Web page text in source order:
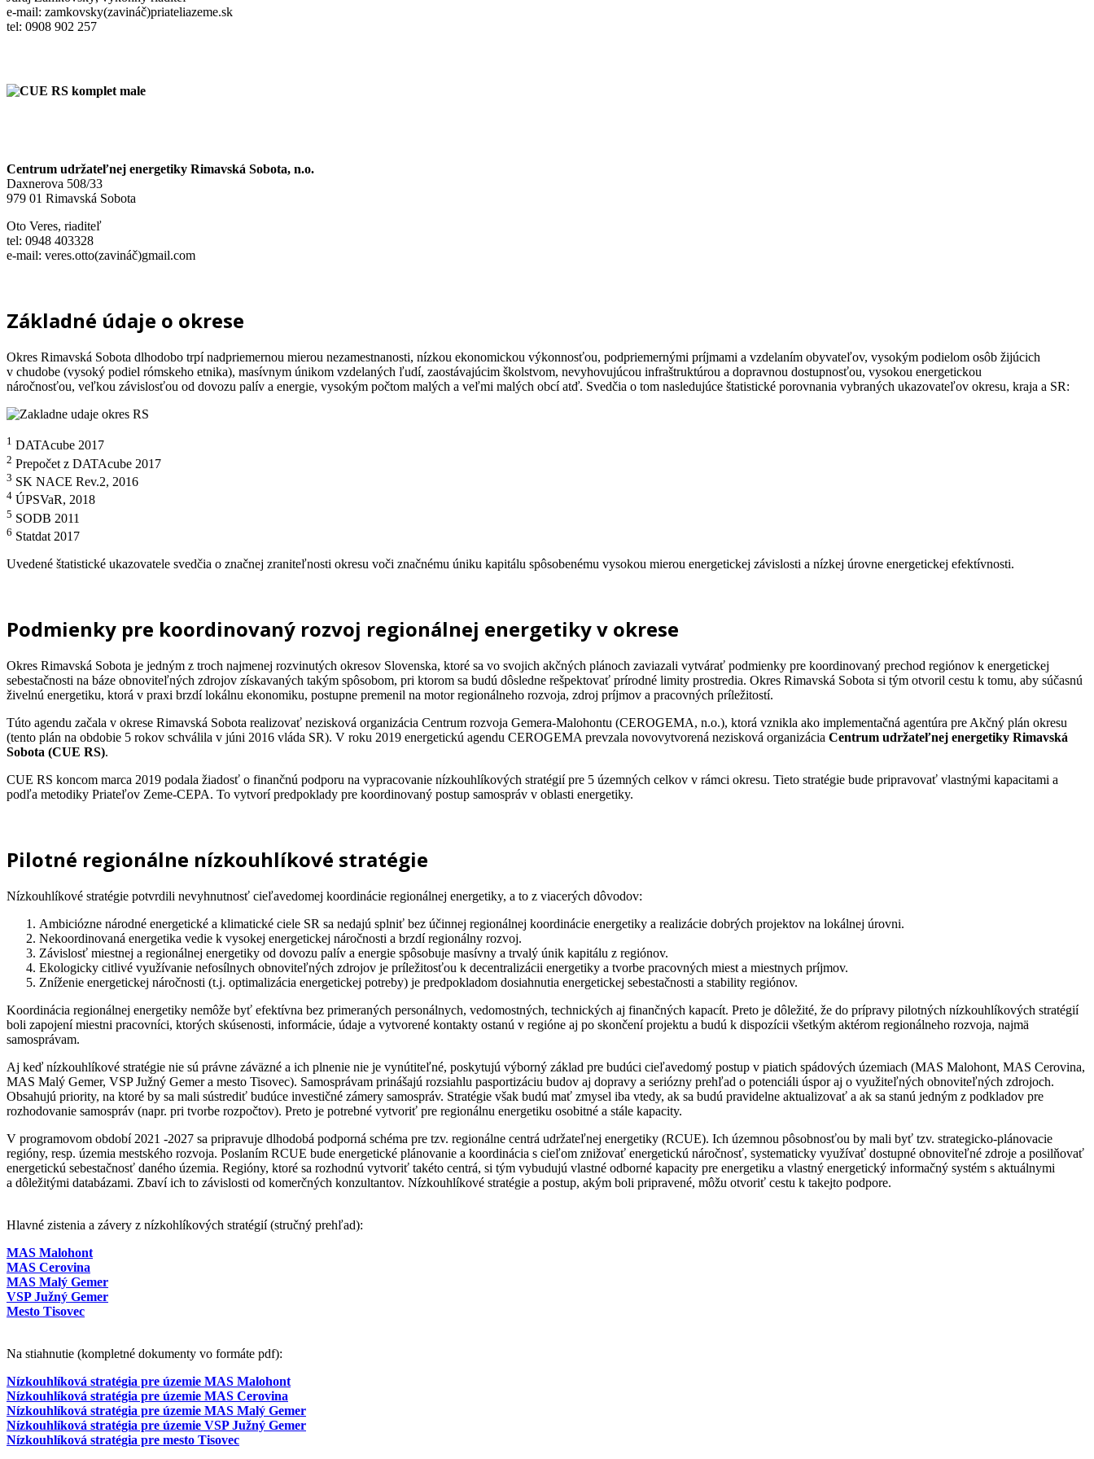
e-mail: zamkovsky(zavináč)priateliazeme.sk
tel: 0908 902 257
Centrum udržateľnej energetiky Rimavská Sobota, n.o.
Daxnerova 508/33
979 01 Rimavská Sobota
Oto Veres, riaditeľ
tel: 0948 403328
e-mail: veres.otto(zavináč)gmail.com
Základné údaje o okrese
Okres Rimavská Sobota dlhodobo trpí nadpriemernou mierou nezamestnanosti, nízkou ekonomickou výkonnosťou, podpriemernými príjmami a vzdelaním obyvateľov, vysokým podielom osôb žijúcich
v chudobe (vysoký podiel rómskeho etnika), masívnym únikom vzdelaných ľudí, zaostávajúcim školstvom, nevyhovujúcou infraštruktúrou a dopravnou dostupnosťou, vysokou energetickou
náročnosťou, veľkou závislosťou od dovozu palív a energie, vysokým počtom malých a veľmi malých obcí atď. Svedčia o tom nasledujúce štatistické porovnania vybraných ukazovateľov okresu, kraja a SR:
1 DATAcube 2017
2 Prepočet z DATAcube 2017
3 SK NACE Rev.2, 2016
4 ÚPSVaR, 2018
5 SODB 2011
6 Statdat 2017
Uvedené štatistické ukazovatele svedčia o značnej zraniteľnosti okresu voči značnému úniku kapitálu spôsobenému vysokou mierou energetickej závislosti a nízkej úrovne energetickej efektívnosti.
Podmienky pre koordinovaný rozvoj regionálnej energetiky v okrese
Okres Rimavská Sobota je jedným z troch najmenej rozvinutých okresov Slovenska, ktoré sa vo svojich akčných plánoch zaviazali vytvárať podmienky pre koordinovaný prechod regiónov k energetickej
sebestačnosti na báze obnoviteľných zdrojov získavaných takým spôsobom, pri ktorom sa budú dôsledne rešpektovať prírodné limity prostredia. Okres Rimavská Sobota si tým otvoril cestu k tomu, aby súčasnú
živelnú energetiku, ktorá v praxi brzdí lokálnu ekonomiku, postupne premenil na motor regionálneho rozvoja, zdroj príjmov a pracovných príležitostí.
Túto agendu začala v okrese Rimavská Sobota realizovať nezisková organizácia Centrum rozvoja Gemera-Malohontu (CEROGEMA, n.o.), ktorá vznikla ako implementačná agentúra pre Akčný plán okresu
(tento plán na obdobie 5 rokov schválila v júni 2016 vláda SR). V roku 2019 energetickú agendu CEROGEMA prevzala novovytvorená nezisková organizácia Centrum udržateľnej energetiky Rimavská
Sobota (CUE RS).
CUE RS koncom marca 2019 podala žiadosť o finančnú podporu na vypracovanie nízkouhlíkových stratégií pre 5 územných celkov v rámci okresu. Tieto stratégie bude pripravovať vlastnými kapacitami a
podľa metodiky Priateľov Zeme-CEPA. To vytvorí predpoklady pre koordinovaný postup samospráv v oblasti energetiky.
Pilotné regionálne nízkouhlíkové stratégie
Nízkouhlíkové stratégie potvrdili nevyhnutnosť cieľavedomej koordinácie regionálnej energetiky, a to z viacerých dôvodov:
Ambiciózne národné energetické a klimatické ciele SR sa nedajú splniť bez účinnej regionálnej koordinácie energetiky a realizácie dobrých projektov na lokálnej úrovni.
Nekoordinovaná energetika vedie k vysokej energetickej náročnosti a brzdí regionálny rozvoj.
Závislosť miestnej a regionálnej energetiky od dovozu palív a energie spôsobuje masívny a trvalý únik kapitálu z regiónov.
Ekologicky citlivé využívanie nefosílnych obnoviteľných zdrojov je príležitosťou k decentralizácii energetiky a tvorbe pracovných miest a miestnych príjmov.
Zníženie energetickej náročnosti (t.j. optimalizácia energetickej potreby) je predpokladom dosiahnutia energetickej sebestačnosti a stability regiónov.
Koordinácia regionálnej energetiky nemôže byť efektívna bez primeraných personálnych, vedomostných, technických aj finančných kapacít. Preto je dôležité, že do prípravy pilotných nízkouhlíkových stratégií
boli zapojení miestni pracovníci, ktorých skúsenosti, informácie, údaje a vytvorené kontakty ostanú v regióne aj po skončení projektu a budú k dispozícii všetkým aktérom regionálneho rozvoja, najmä
samosprávam.
Aj keď nízkouhlíkové stratégie nie sú právne záväzné a ich plnenie nie je vynútiteľné, poskytujú výborný základ pre budúci cieľavedomý postup v piatich spádových územiach (MAS Malohont, MAS Cerovina,
MAS Malý Gemer, VSP Južný Gemer a mesto Tisovec). Samosprávam prinášajú rozsiahlu pasportizáciu budov aj dopravy a seriózny prehľad o potenciáli úspor aj o využiteľných obnoviteľných zdrojoch.
Obsahujú priority, na ktoré by sa mali sústrediť budúce investičné zámery samospráv. Stratégie však budú mať zmysel iba vtedy, ak sa budú pravidelne aktualizovať a ak sa stanú jedným z podkladov pre
rozhodovanie samospráv (napr. pri tvorbe rozpočtov). Preto je potrebné vytvoriť pre regionálnu energetiku osobitné a stále kapacity.
V programovom období 2021 -2027 sa pripravuje dlhodobá podporná schéma pre tzv. regionálne centrá udržateľnej energetiky (RCUE). Ich územnou pôsobnosťou by mali byť tzv. strategicko-plánovacie
regióny, resp. územia mestského rozvoja. Poslaním RCUE bude energetické plánovanie a koordinácia s cieľom znižovať energetickú náročnosť, systematicky využívať dostupné obnoviteľné zdroje a posilňovať
energetickú sebestačnosť daného územia. Regióny, ktoré sa rozhodnú vytvoriť takéto centrá, si tým vybudujú vlastné odborné kapacity pre energetiku a vlastný energetický informačný systém s aktuálnymi
a dôležitými databázami. Zbaví ich to závislosti od komerčných konzultantov. Nízkouhlíkové stratégie a postup, akým boli pripravené, môžu otvoriť cestu k takejto podpore.
Hlavné zistenia a závery z nízkohlíkových stratégií (stručný prehľad):
MAS Malohont
MAS Cerovina
MAS Malý Gemer
VSP Južný Gemer
Mesto Tisovec
Na stiahnutie (kompletné dokumenty vo formáte pdf):
Nízkouhlíková stratégia pre územie MAS Malohont
Nízkouhlíková stratégia pre územie MAS Cerovina
Nízkouhlíková stratégia pre územie MAS Malý Gemer
Nízkouhlíková stratégia pre územie VSP Južný Gemer
Nízkouhlíková stratégia pre mesto Tisovec